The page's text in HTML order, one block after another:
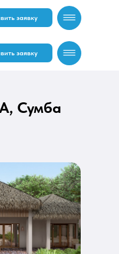
заявку
заявку
Сумба